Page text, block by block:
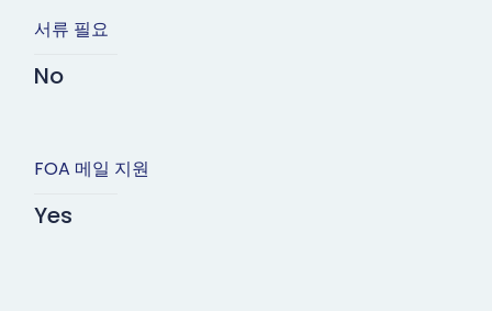
서류 필요
No
FOA 메일 지원
Yes